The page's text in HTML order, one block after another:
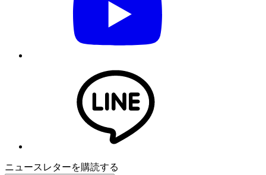
ニュースレターを購読する